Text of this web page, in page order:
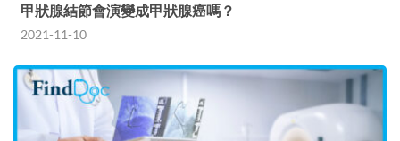
甲狀腺結節會演變成甲狀腺癌嗎？
2021-11-10